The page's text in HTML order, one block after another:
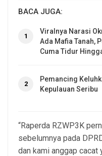
BACA JUGA:
1
Viralnya Narasi
Ada Mafia Tanah,
Cuma Tidur
2
Pemancing
Kepulauan Seribu
“Raperda RZWP3K
sebelumnya pada
dan kami anggap cacat